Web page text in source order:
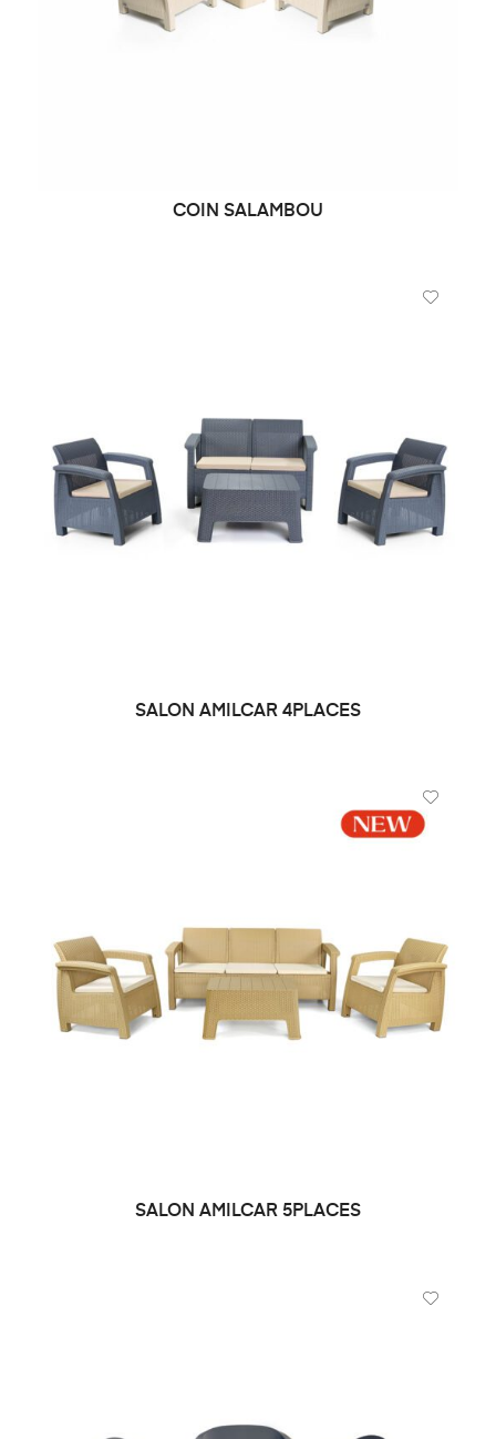
COIN SALAMBOU
SALON AMILCAR 4PLACES
SALON AMILCAR 5PLACES